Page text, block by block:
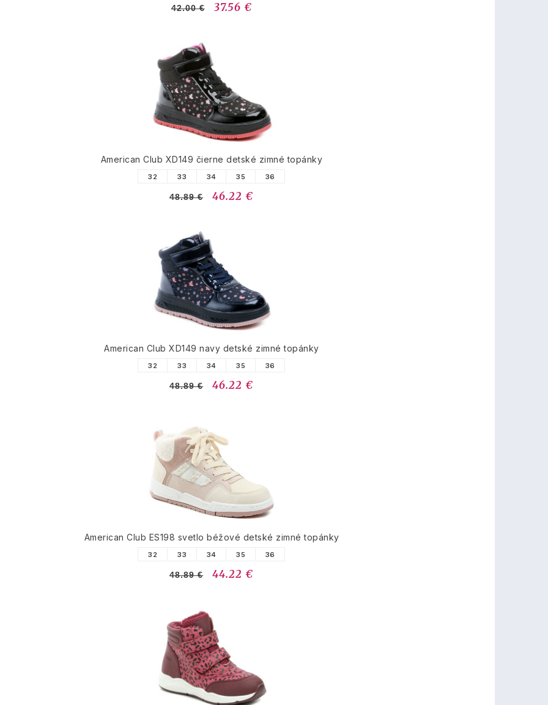
42.00 € 37.56 €
American Club XD149 čierne detské zimné topánky
32 33 34 35 36
48.89 € 46.22 €
American Club XD149 navy detské zimné topánky
32 33 34 35 36
48.89 € 46.22 €
American Club ES198 svetlo béžové detské zimné topánky
32 33 34 35 36
48.89 € 44.22 €